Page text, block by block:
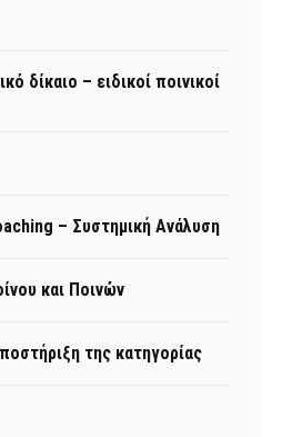
δίκαιο – ειδικοί ποινικοί
– Συστημική Ανάλυση
και Ποινών
της κατηγορίας